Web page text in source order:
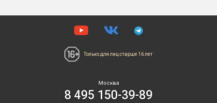
Только для лицстарше 16 лет
Москва
8 495 150-39-89